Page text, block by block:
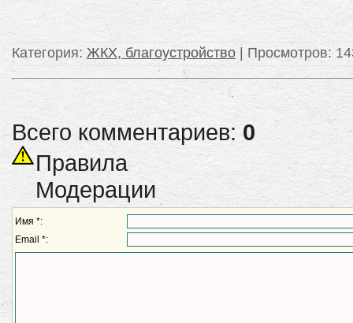
Категория: ЖКХ, благоустройство Просмотров:
Всего комментариев: 0
Правила
Модерации
Имя *:
Email *: